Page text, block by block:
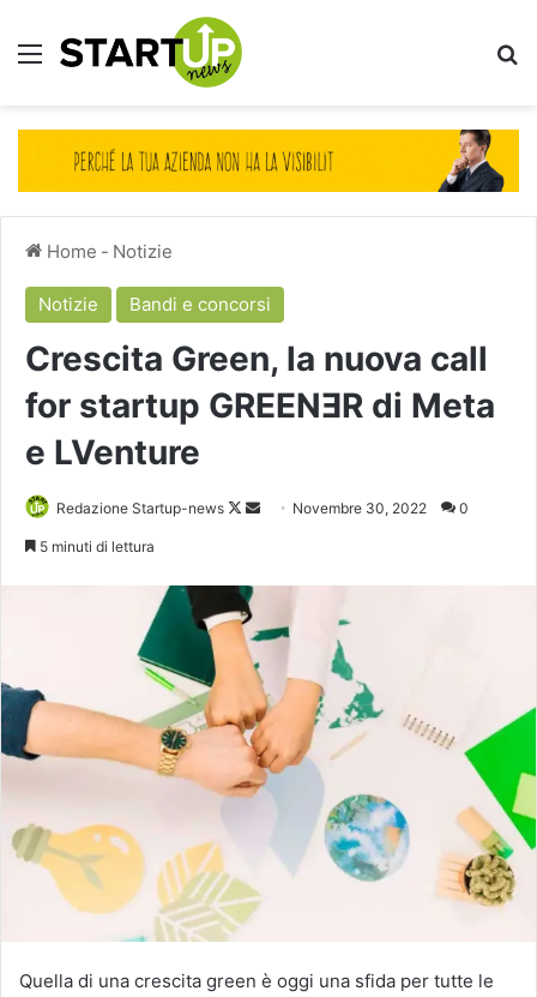
Menu
Home - Notizie
Notizie Bandi e concorsi
Crescita Green, la nuova call
for startup GREENƎR di Meta
e LVenture
Redazione Startup-news
Follow
Invia Novembre 30, 2022 0
5 minuti di lettura
Quella di una crescita green è oggi una sfida per tutte le